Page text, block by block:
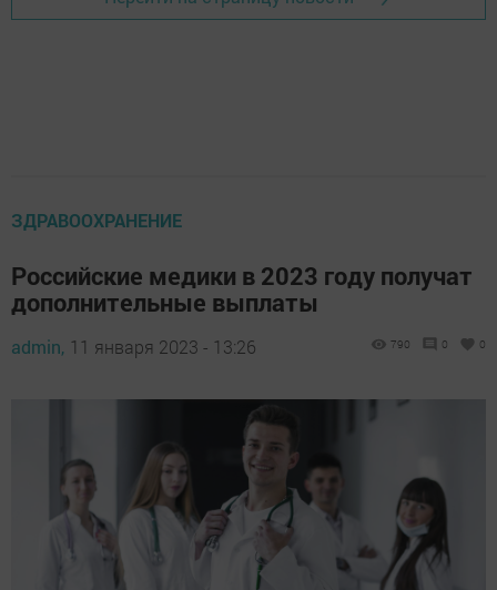
ЗДРАВООХРАНЕНИЕ
Российские медики в 2023 году получат
дополнительные выплаты
admin, 11 января 2023 - 13:26 790 0 0